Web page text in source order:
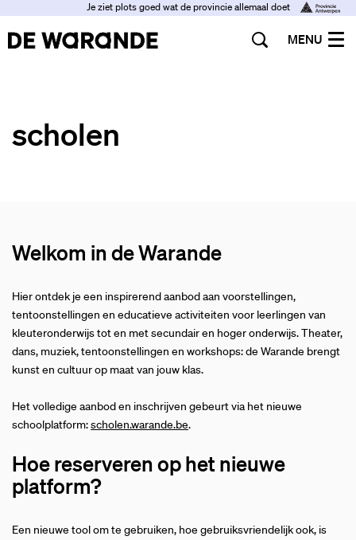
Je ziet plots goed wat de provincie allemaal doet
MENU
scholen
Welkom in de Warande
Hier ontdek je een inspirerend aanbod aan voorstellingen,
tentoonstellingen en educatieve activiteiten voor leerlingen van
kleuteronderwijs tot en met secundair en hoger onderwijs. Theater,
dans, muziek, tentoonstellingen en workshops: de Warande brengt
kunst en cultuur op maat van jouw klas.
Het volledige aanbod en inschrijven gebeurt via het nieuwe
schoolplatform:scholen.warande.be.
Hoe reserveren op het nieuwe
platform?
Een nieuwe tool om te gebruiken, hoe gebruiksvriendelijk ook, is